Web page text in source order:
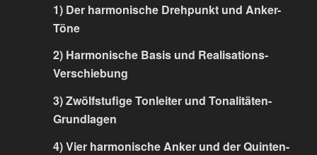
1) Der harmonische Drehpunkt und Anker-
Töne
2) Harmonische Basis und Realisations-
Verschiebung
3) Zwölfstufige Tonleiter und Tonalitäten-
Grundlagen
4) Vier harmonische Anker und der Quinten-